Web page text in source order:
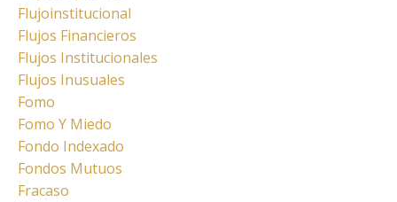
Flujoinstitucional
Flujos Financieros
Flujos Institucionales
Flujos Inusuales
Fomo
Fomo Y Miedo
Fondo Indexado
Fondos Mutuos
Fracaso